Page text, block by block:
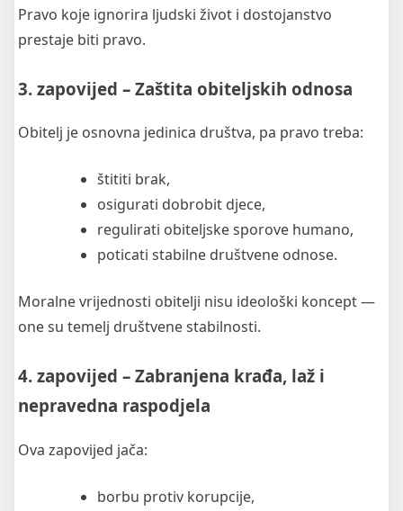
Pravo koje ignorira ljudski život i dostojanstvo
prestaje biti pravo.
3. zapovijed – Zaštita obiteljskih odnosa
Obitelj je osnovna jedinica društva, pa pravo treba:
štititi brak,
osigurati dobrobit djece,
regulirati obiteljske sporove humano,
poticati stabilne društvene odnose.
Moralne vrijednosti obitelji nisu ideološki koncept —
one su temelj društvene stabilnosti.
4. zapovijed – Zabranjena krađa, laž i
nepravedna raspodjela
Ova zapovijed jača:
borbu protiv korupcije,